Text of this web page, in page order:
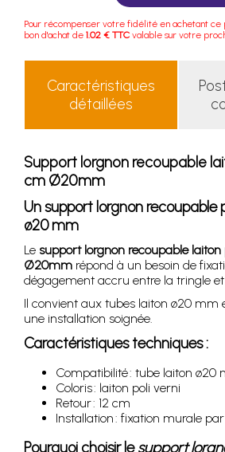
Pour récompenser votre fidélité en achetant ce
bon d'achat de 1.02 € TTC valable sur votre
Caractéristiques
détaillées
Support lorgnon recoupable
cm Ø20mm
Un support lorgnon recoupable
ø20 mm
Le support lorgnon recoupable laiton
Ø20mm répond à un besoin de
dégagement accru entre la tringle
Il convient aux tubes laiton ø20 mm
une installation soignée.
Caractéristiques techniques :
Compatibilité : tube laiton ø20
Coloris : laiton poli verni
Retour : 12 cm
Installation : fixation murale
Pourquoi choisir lesupport